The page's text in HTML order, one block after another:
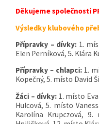
Děkujeme společnosti
Výsledky klubového
Přípravky – dívky: 1.
Elen Perníková, 5. Klára
Přípravky – chlapci: 1.
Kopečný, 5. místo David
Žáci – dívky: 1. místo
Hulcová, 5. místo
Karolína Krupczová,